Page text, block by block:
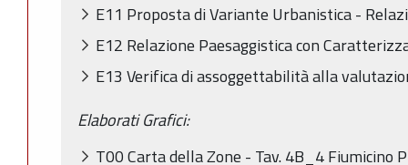
E11 Proposta di Variante Urbanistica -
E12 Relazione Paesaggistica con
E13 Verifica di assoggettabilità alla
Elaborati Grafici:
T00 Carta della Zone - Tav. 4B_4 Fiumicino